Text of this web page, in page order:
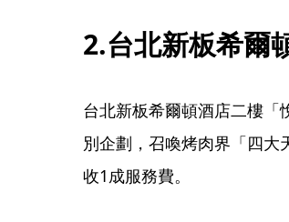
2.台北新板希爾
台北新板希爾頓酒店二樓「
別企劃，召喚烤肉界「四
收1成服務費。